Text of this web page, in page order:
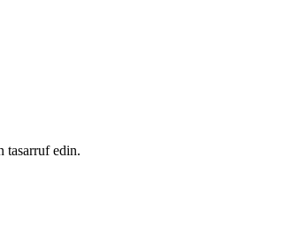
tasarruf edin.